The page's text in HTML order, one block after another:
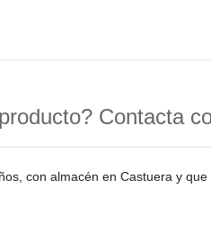
Contacta
con almacén en Castuera y